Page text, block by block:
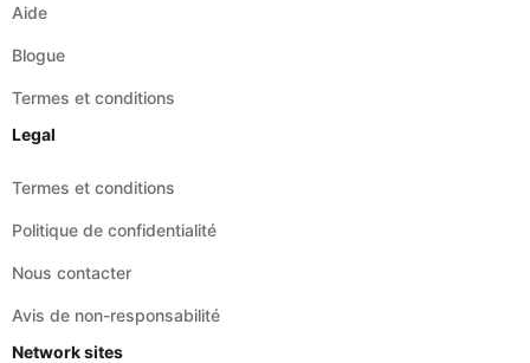
Aide
Blogue
Termes et conditions
Legal
Termes et conditions
Politique de confidentialité
Nous contacter
Avis de non-responsabilité
Network sites